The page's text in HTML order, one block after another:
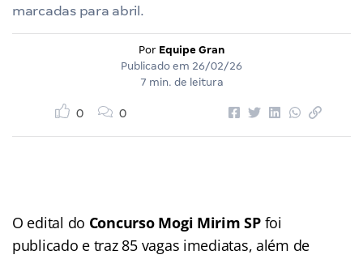
marcadas para abril.
Por Equipe Gran
Publicado em 26/02/26
7 min. de leitura
0 0
O edital do Concurso Mogi Mirim SPfoi
publicado e traz 85 vagas imediatas, além de